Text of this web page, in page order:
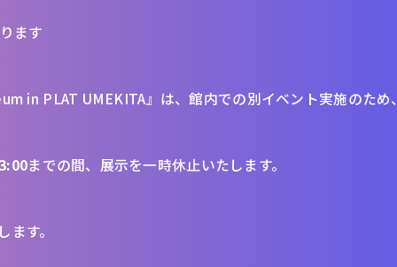
ます
in PLAT UMEKITA』は、館内での別イベント実施のため、
までの間、展示を一時休止いたします。
す。